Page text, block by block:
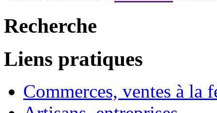
Recherche
Liens pratiques
Commerces, ventes à la